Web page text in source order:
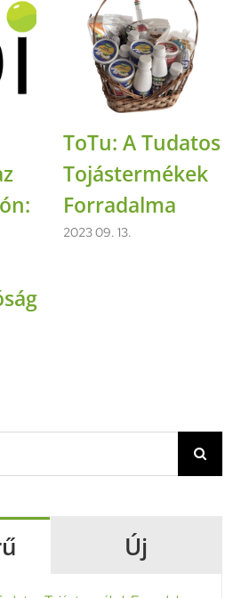
ToTu: A Tudatos
Tojástermékek
Forradalma
2023 09. 13.
Új